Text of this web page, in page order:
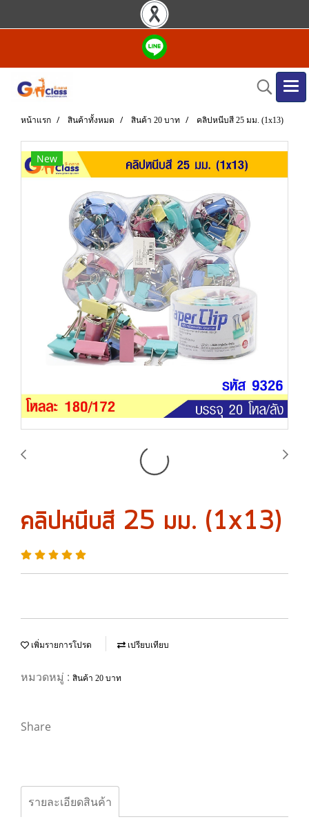
หน้าแรก สินค้าทั้งหมด สินค้า 20 บาท คลิปหนีบสี 25 มม. (1x13)
New
คลิปหนีบสี 25 มม. (1x13)
เพิ่มรายการโปรด เปรียบเทียบ
หมวดหมู่ : สินค้า 20 บาท
Share
รายละเอียดสินค้า